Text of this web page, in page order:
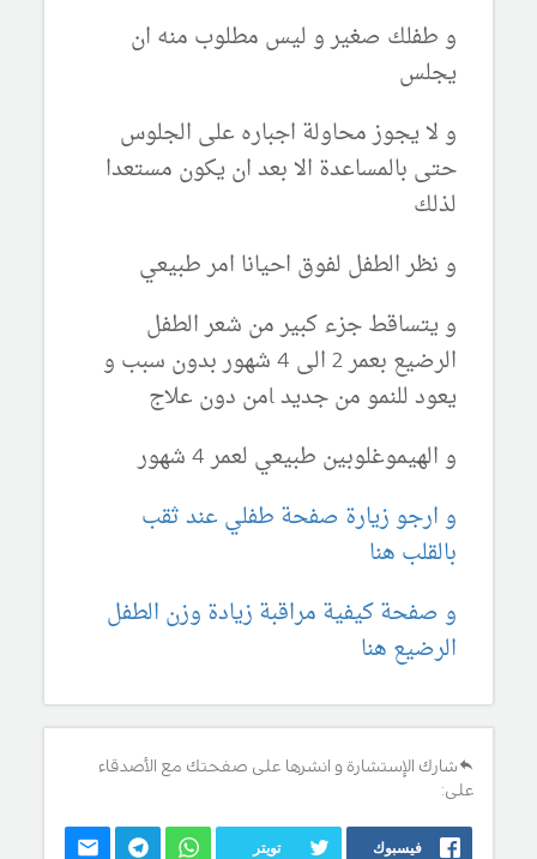
و طفلك صغير و ليس مطلوب منه ان
يجلس
و لا يجوز محاولة اجباره على الجلوس
حتى بالمساعدة الا بعد ان يكون مستعدا
لذلك
و نظر الطفل لفوق احيانا امر طبيعي
و يتساقط جزء كبير من شعر الطفل
الرضيع بعمر 2 الى 4 شهور بدون سبب و
يعود للنمو من جديد lمن دون علاج
و الهيموغلوبين طبيعي لعمر 4 شهور
و ارجو زيارة صفحة طفلي عند ثقب
بالقلب هنا
و صفحة كيفية مراقبة زيادة وزن الطفل
الرضيع هنا
شارك الإستشارة و انشرها على صفحتك مع الأصدقاء
على:
فيسبوك تويتر